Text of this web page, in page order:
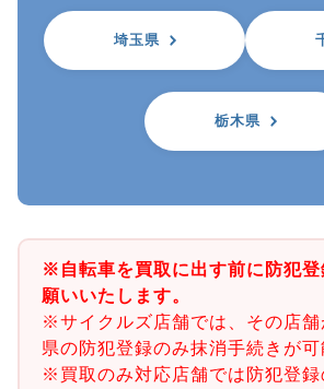
埼玉県
栃木県
※自転車を買取に出す前に防犯登
願いいたします。
※サイクルズ店舗では、その店舗
県の防犯登録のみ抹消手続きが可
※買取のみ対応店舗では防犯登録